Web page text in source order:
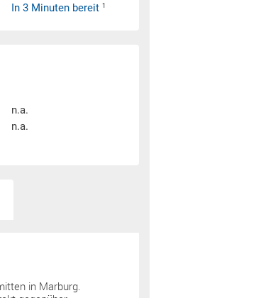
In 3 Minuten bereit 1
n.a.
n.a.
in Marburg.